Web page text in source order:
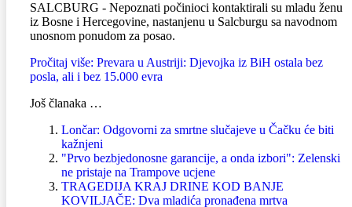
SALCBURG - Nepoznati počinioci kontaktirali su mladu ženu
iz Bosne i Hercegovine, nastanjenu u Salcburgu sa navodnom
unosnom ponudom za posao.
Pročitaj više: Prevara u Austriji: Djevojka iz BiH ostala bez
posla, ali i bez 15.000 evra
Još članaka …
Lončar: Odgovorni za smrtne slučajeve u Čačku će biti
kažnjeni
"Prvo bezbjedonosne garancije, a onda izbori": Zelenski
ne pristaje na Trampove ucjene
TRAGEDIJA KRAJ DRINE KOD BANJE
KOVILJAČE: Dva mladića pronađena mrtva